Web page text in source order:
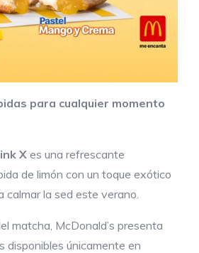
para cualquier momento
X es una refrescante
de limón con un toque exótico
calmar la sed este verano.
matcha, McDonald’s presenta
disponibles únicamente en